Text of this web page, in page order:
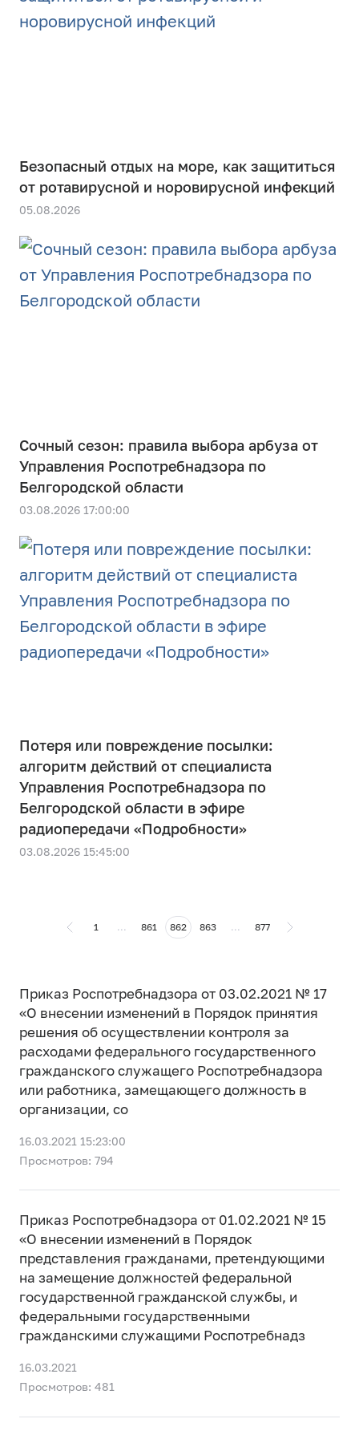
Безопасный отдых на море, как защититься
от ротавирусной и норовирусной инфекций
05.08.2026
Сочный сезон: правила выбора арбуза от
Управления Роспотребнадзора по
Белгородской области
03.08.2026 17:00:00
Потеря или повреждение посылки:
алгоритм действий от специалиста
Управления Роспотребнадзора по
Белгородской области в эфире
радиопередачи «Подробности»
03.08.2026 15:45:00
1 ... 861 862 863 ... 877
Приказ Роспотребнадзора от 03.02.2021 № 17
«О внесении изменений в Порядок принятия
решения об осуществлении контроля за
расходами федерального государственного
гражданского служащего Роспотребнадзора
или работника, замещающего должность в
организации, со
16.03.2021 15:23:00
Просмотров: 794
Приказ Роспотребнадзора от 01.02.2021 № 15
«О внесении изменений в Порядок
представления гражданами, претендующими
на замещение должностей федеральной
государственной гражданской службы, и
федеральными государственными
гражданскими служащими Роспотребнадз
16.03.2021
Просмотров: 481